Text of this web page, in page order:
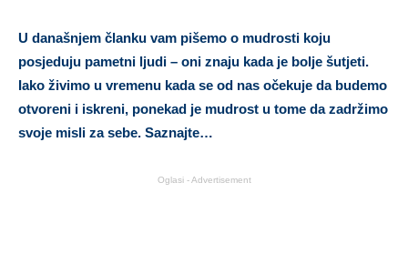
U današnjem članku vam pišemo o mudrosti koju
posjeduju pametni ljudi – oni znaju kada je bolje šutjeti.
Iako živimo u vremenu kada se od nas očekuje da budemo
otvoreni i iskreni, ponekad je mudrost u tome da zadržimo
svoje misli za sebe. Saznajte…
Oglasi - Advertisement